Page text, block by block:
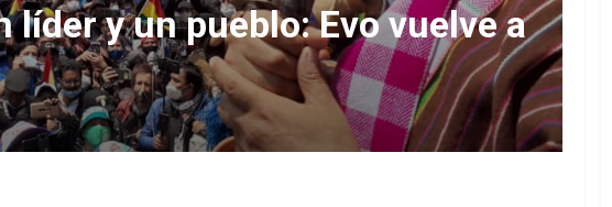
líder y un pueblo: Evo vuelve a